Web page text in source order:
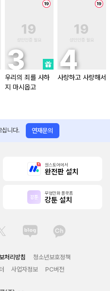
우리의 죄를 사하
지 마시옵고
사랑하고 사랑해서
십니다. 연재문의
원스토어에서
완전판 설치
무협만화 플랫폼
강툰 설치
처리방침
청소년보호정책
사업자정보 PC버전